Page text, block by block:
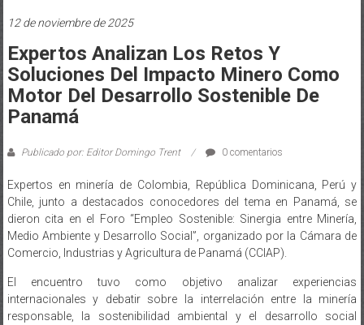
Soluciones Del Impacto Minero Como
Motor Del Desarrollo Sostenible De
Panamá
Chile, junto a destacados conocedores del tema en Panamá, se
dieron cita en el Foro “Empleo Sostenible: Sinergia entre Minería,
Medio Ambiente y Desarrollo Social”, organizado por la Cámara de
Comercio, Industrias y Agricultura de Panamá (CCIAP).
internacionales y debatir sobre la interrelación entre la minería
responsable, la sostenibilidad ambiental y el desarrollo social
inclusivo, así como las oportunidades y beneficios de una industria